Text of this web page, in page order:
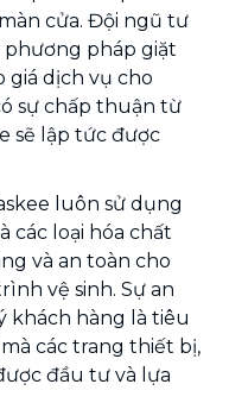
cửa. Đội ngũ tư
phương pháp giặt
giá dịch vụ cho
sự chấp thuận từ
sẽ lập tức được
luôn sử dụng
các loại hóa chất
và an toàn cho
vệ sinh. Sự an
khách hàng là tiêu
các trang thiết bị,
đầu tư và lựa